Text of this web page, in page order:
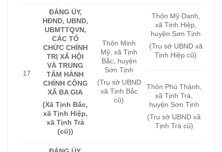
17
ĐẢNG ỦY,
HĐND, UBND,
UBMTTQVN,
CÁC TỔ
CHỨC CHÍNH
TRỊ XÃ HỘI
VÀ TRUNG
TÂM HÀNH
CHÍNH CÔNG
XÃ BA GIA
(Xã Tịnh Bắc,
xã Tịnh Hiệp,
xã Tịnh Trà
(cũ))
Thôn Minh
Mỹ, xã Tịnh
Bắc, huyện
Sơn Tịnh
(Trụ sở UBND
xã Tịnh Bắc
cũ)
Thôn Mỹ Danh,
xã Tịnh Hiệp,
huyện Sơn Tịnh
(Trụ sở UBND xã
Tịnh Hiệp cũ)
Thôn Phú Thành,
xã Tịnh Trà,
huyện Sơn Tịnh
(Trụ sở UBND xã
Tịnh Trà cũ)